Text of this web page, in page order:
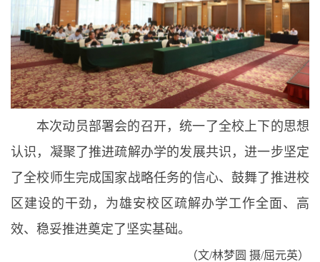
本次动员部署会的召开，统一了全校上下的思想
认识，凝聚了推进疏解办学的发展共识，进一步坚定
了全校师生完成国家战略任务的信心、鼓舞了推进校
区建设的干劲，为雄安校区疏解办学工作全面、高
效、稳妥推进奠定了坚实基础。
（文/林梦圆 摄/屈元英）